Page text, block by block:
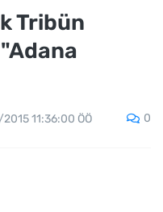
Tribün
11:36:00 ÖÖ 0